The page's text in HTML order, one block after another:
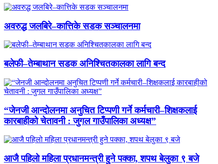
अवरुद्ध जलबिरे–कात्तिके सडक सञ्चालनमा
बलेफी–तेम्बाथान सडक अनिश्चितकालका लागि बन्द
“जेनजी आन्दोलनमा अनुचित टिप्पणी गर्ने कर्मचारी–शिक्षकलाई
कारबाहीको चेतावनी : जुगल गाउँपालिका अध्यक्ष”
आजै पहिलो महिला प्रधानमन्त्री हुने पक्का, शपथ बेलुका ९ बजे